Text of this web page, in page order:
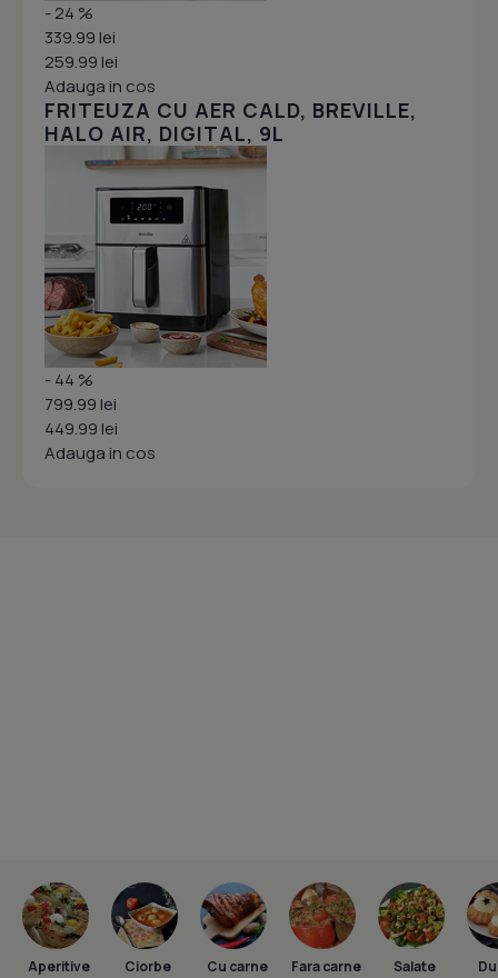
- 24 %
339.99 lei
259.99 lei
Adauga in cos
FRITEUZA CU AER CALD, BREVILLE,
HALO AIR, DIGITAL, 9L
- 44 %
799.99 lei
449.99 lei
Adauga in cos
Aperitive Ciorbe Cu carne Fara carne Salate